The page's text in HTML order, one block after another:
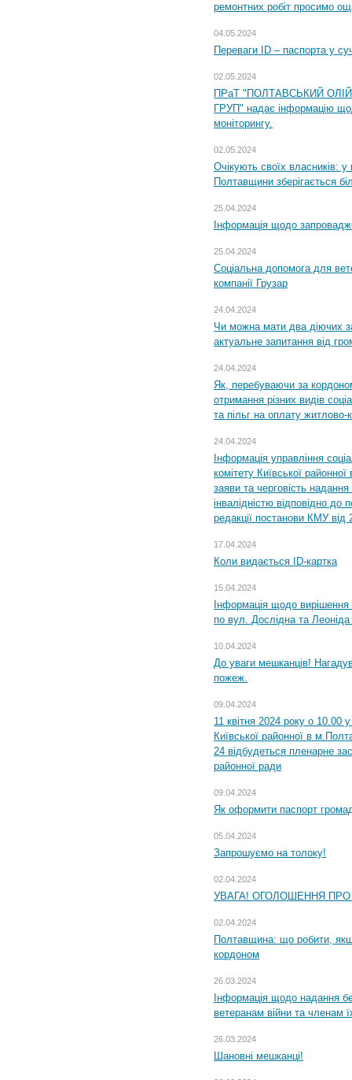
ремонтних робіт просимо
04.05.2024
Переваги ID – паспорта у
02.05.2024
ПРаТ "ПОЛТАВСЬКИЙ
ГРУП" надає інформацію
моніторингу.
02.05.2024
Очікують своїх власників: у
Полтавщини зберігається
25.04.2024
Інформація щодо
25.04.2024
Соціальна допомога для
компанії Грузар
24.04.2024
Чи можна мати два діючих
актуальне запитання від
24.04.2024
Як, перебуваючи за
отримання різних видів
та пільг на оплату
24.04.2024
Інформація управління
комітету Київської
заяви та черговість надання
інвалідністю відповідно
редакції постанови КМУ
17.04.2024
Коли видається ID-картка
15.04.2024
Інформація щодо
по вул. Дослідна та Леоніда
10.04.2024
До уваги мешканців!
пожеж.
09.04.2024
11 квітня 2024 року о 10.00
Київської районної в
24 відбудеться пленарне
районної ради
09.04.2024
Як оформити паспорт
05.04.2024
Запрошуємо на толоку!
02.04.2024
УВАГА! ОГОЛОШЕННЯ
02.04.2024
Полтавщина: що робити,
кордоном
26.03.2024
Інформація щодо надання
ветеранам війни та членам
26.03.2024
Шановні мешканці!